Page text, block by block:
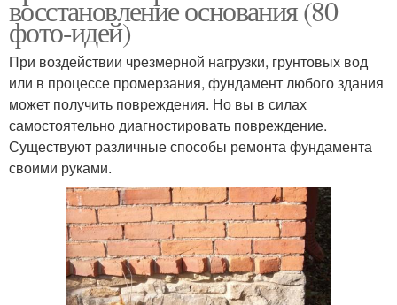
восстановление основания (80
фото-идей)
При воздействии чрезмерной нагрузки, грунтовых вод
или в процессе промерзания, фундамент любого здания
может получить повреждения. Но вы в силах
самостоятельно диагностировать повреждение.
Существуют различные способы ремонта фундамента
своими руками.